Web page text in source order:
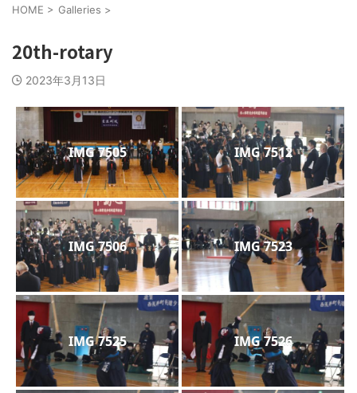
HOME > Galleries >
20th-rotary
2023年3月13日
IMG 7505 IMG 7512
IMG 7506 IMG 7523
IMG 7525 IMG 7526